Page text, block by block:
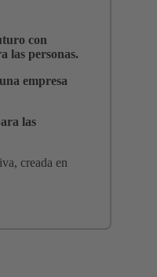
con
las personas.
empresa
las
creada en